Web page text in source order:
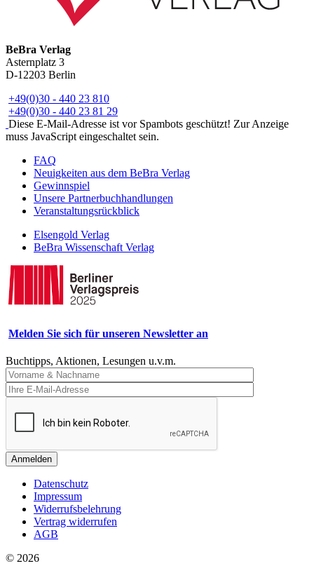
BeBra Verlag
Asternplatz 3
D-12203 Berlin
+49(0)30 - 440 23 810
+49(0)30 - 440 23 81 29
Diese E-Mail-Adresse ist vor Spambots geschützt! Zur Anzeige
muss JavaScript eingeschaltet sein.
FAQ
Neuigkeiten aus dem BeBra Verlag
Gewinnspiel
Unsere Partnerbuchhandlungen
Veranstaltungsrückblick
Elsengold Verlag
BeBra Wissenschaft Verlag
Melden Sie sich für unseren Newsletter an
Buchtipps, Aktionen, Lesungen u.v.m.
Anmelden
Datenschutz
Impressum
Widerrufsbelehrung
Vertrag widerrufen
AGB
© 2026